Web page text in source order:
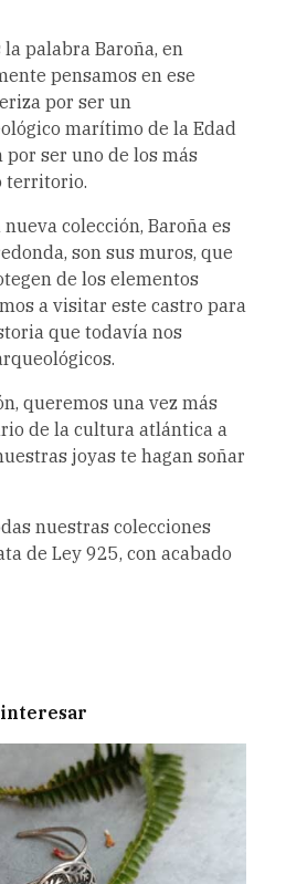
palabra Baroña, en
pensamos en ese
por ser un
marítimo de la Edad
ser uno de los más
territorio.
colección, Baroña es
son sus muros, que
de los elementos
a visitar este castro para
que todavía nos
queremos una vez más
de la cultura atlántica a
joyas te hagan soñar
nuestras colecciones
de Ley 925, con acabado
interesar